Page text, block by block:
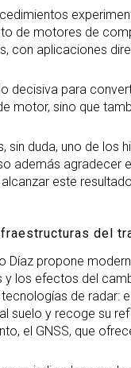
de motores de
con aplicaciones
decisiva para
motor, sino que
sin duda, uno de
además
este
del
Díaz propone
y los efectos del
de radar:
suelo y recoge su
el GNSS, que